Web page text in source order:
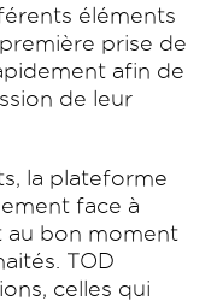
éléments
prise de
afin de
de leur
la plateforme
face à
au bon moment
TOD
celles qui